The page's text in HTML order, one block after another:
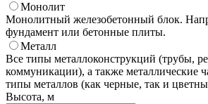
Монолит
Монолитный железобетонный блок.
фундамент или бетонные плиты.
Металл
Все типы металлоконструкций (трубы,
коммуникации), а также металлические
типы металлов (как черные, так и
Высота, м